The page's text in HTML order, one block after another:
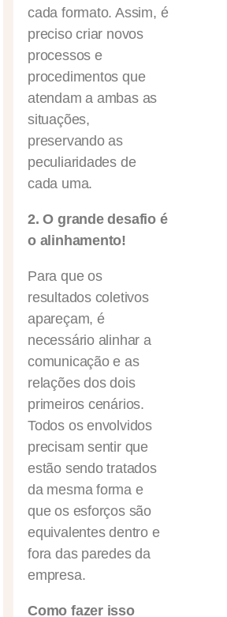
cada formato. Assim, é
preciso criar novos
processos e
procedimentos que
atendam a ambas as
situações,
preservando as
peculiaridades de
cada uma.
2. O grande desafio é
o alinhamento!
Para que os
resultados coletivos
apareçam, é
necessário alinhar a
comunicação e as
relações dos dois
primeiros cenários.
Todos os envolvidos
precisam sentir que
estão sendo tratados
da mesma forma e
que os esforços são
equivalentes dentro e
fora das paredes da
empresa.
Como fazer isso